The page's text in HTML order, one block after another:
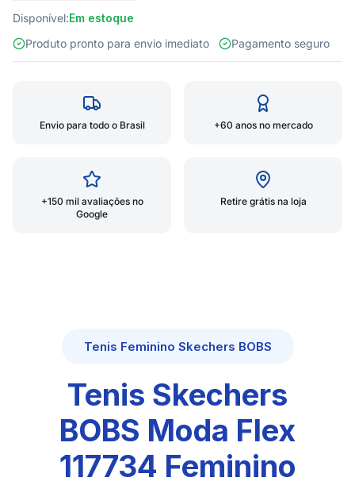
Disponível:Em estoque
Produto pronto para envio imediato
Pagamento seguro
Envio para todo o Brasil +60 anos no mercado
+150 mil avaliações no
Google
Retire grátis na loja
Tenis Feminino Skechers BOBS
Tenis Skechers
BOBS Moda Flex
117734 Feminino